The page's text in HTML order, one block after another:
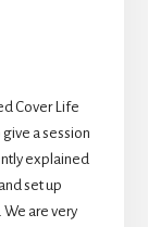
Cover Life
a session
explained
set up
are very